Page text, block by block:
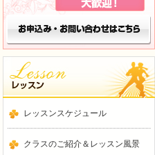
レッスンスケジュール
クラスのご紹介＆レッスン風景